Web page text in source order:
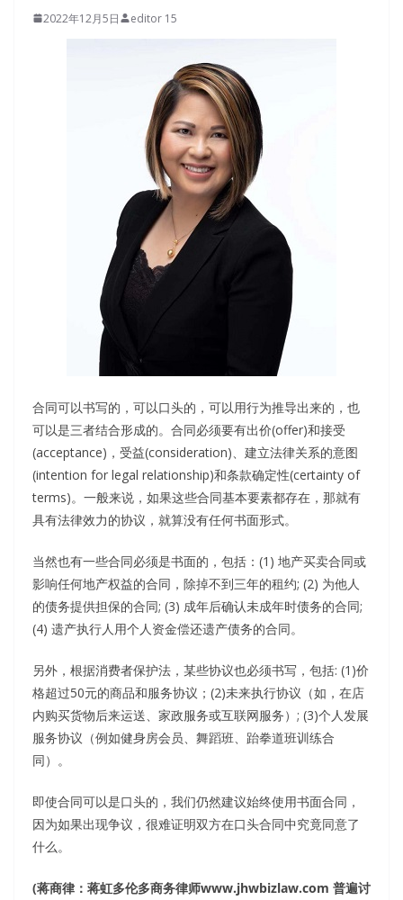
2022年12月5日 editor 15
合同可以书写的，可以口头的，可以用行为推导出来的，也
可以是三者结合形成的。合同必须要有出价(offer)和接受
(acceptance)，受益(consideration)、建立法律关系的意图
(intention for legal relationship)和条款确定性(certainty of
terms)。一般来说，如果这些合同基本要素都存在，那就有
具有法律效力的协议，就算没有任何书面形式。
当然也有一些合同必须是书面的，包括：(1) 地产买卖合同或
影响任何地产权益的合同，除掉不到三年的租约; (2) 为他人
的债务提供担保的合同; (3) 成年后确认未成年时债务的合同;
(4) 遗产执行人用个人资金偿还遗产债务的合同。
另外，根据消费者保护法，某些协议也必须书写，包括: (1)价
格超过50元的商品和服务协议；(2)未来执行协议（如，在店
内购买货物后来运送、家政服务或互联网服务）; (3)个人发展
服务协议（例如健身房会员、舞蹈班、跆拳道班训练合
同）。
即使合同可以是口头的，我们仍然建议始终使用书面合同，
因为如果出现争议，很难证明双方在口头合同中究竟同意了
什么。
(蒋商律：蒋虹多伦多商务律师www.jhwbizlaw.com 普遍讨